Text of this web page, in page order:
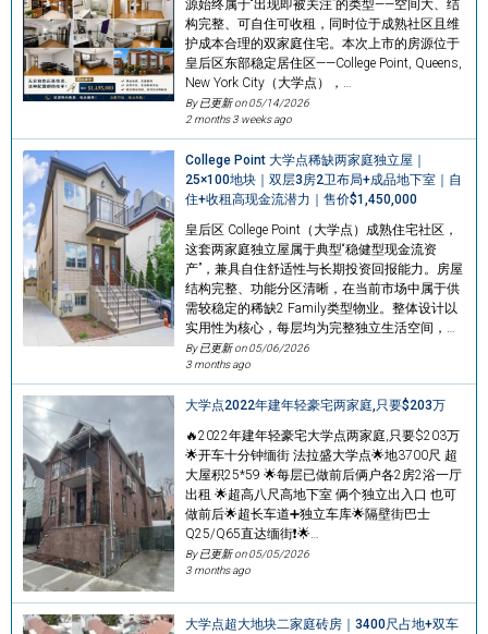
源始终属于“出现即被关注”的类型——空间大、结
构完整、可自住可收租，同时位于成熟社区且维
护成本合理的双家庭住宅。本次上市的房源位于
皇后区东部稳定居住区——College Point, Queens,
New York City（大学点），…
By 已更新 on05/14/2026
2 months 3 weeks ago
College Point 大学点稀缺两家庭独立屋｜
25×100地块｜双层3房2卫布局+成品地下室｜自
住+收租高现金流潜力｜售价$1,450,000
皇后区 College Point（大学点）成熟住宅社区，
这套两家庭独立屋属于典型“稳健型现金流资
产”，兼具自住舒适性与长期投资回报能力。房屋
结构完整、功能分区清晰，在当前市场中属于供
需较稳定的稀缺2 Family类型物业。整体设计以
实用性为核心，每层均为完整独立生活空间，…
By 已更新 on05/06/2026
3 months ago
大学点2022年建年轻豪宅两家庭,只要$203万
🔥2022年建年轻豪宅大学点两家庭,只要$203万
🌟开车十分钟缅街 法拉盛大学点🌟地3700尺 超
大屋积25*59 🌟每层已做前后俩户各2房2浴一厅
出租 🌟超高八尺高地下室 俩个独立出入口 也可
做前后🌟超长车道➕独立车库🌟隔壁街巴士
Q25/Q65直达缅街❗️🌟…
By 已更新 on05/05/2026
3 months ago
大学点超大地块二家庭砖房｜3400尺占地+双车